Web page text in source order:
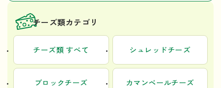
チーズ類カテゴリ
チーズ類 すべて シュレッドチーズ
ブロックチーズ カマンベールチーズ